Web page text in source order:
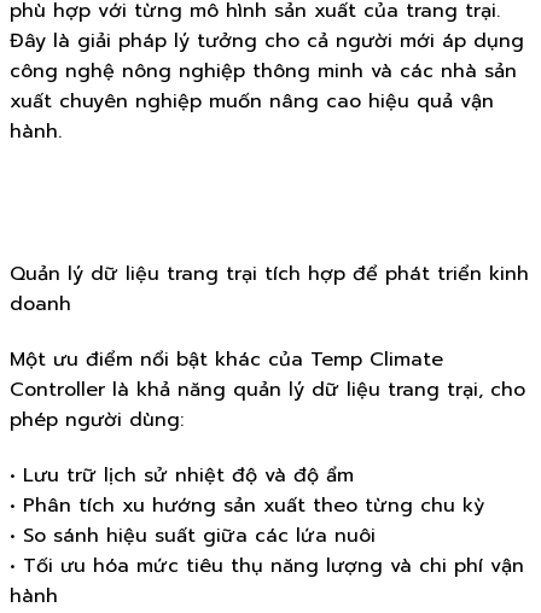
phù hợp với từng mô hình sản xuất của trang trại.
Đây là giải pháp lý tưởng cho cả người mới áp dụng
công nghệ nông nghiệp thông minh và các nhà sản
xuất chuyên nghiệp muốn nâng cao hiệu quả vận
hành.
Quản lý dữ liệu trang trại tích hợp để phát triển kinh
doanh
Một ưu điểm nổi bật khác của Temp Climate
Controller là khả năng quản lý dữ liệu trang trại, cho
phép người dùng:
• Lưu trữ lịch sử nhiệt độ và độ ẩm
• Phân tích xu hướng sản xuất theo từng chu kỳ
• So sánh hiệu suất giữa các lứa nuôi
• Tối ưu hóa mức tiêu thụ năng lượng và chi phí vận
hành